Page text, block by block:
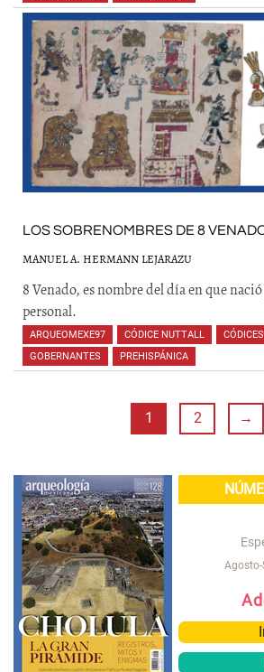
LOS SOBRENOMBRES DE 8
MANUEL A. HERMANN LEJARAZU
8 Venado, es nombre del día en que
personal.
ARQUEOMEXE97 CÓDICE NUTTALL
GOBERNANTES
PREHISPÁNICA
1 2 →